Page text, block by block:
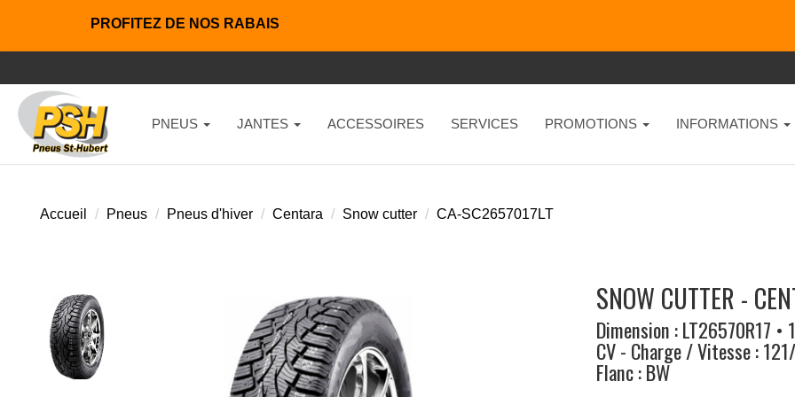
PROFITEZ DE NOS RABAIS
PNEUS JANTES ACCESSOIRES SERVICES PROMOTIONS INFORMATIONS
Accueil Pneus Pneus d'hiver Centara Snow cutter CA-SC2657017LT
SNOW CUTTER -
Dimension : LT26570R17 •
CV - Charge / Vitesse :
Flanc : BW